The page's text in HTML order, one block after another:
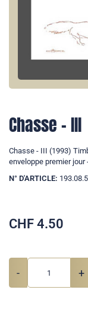
Chasse - III
Chasse - III (1993)
enveloppe premier jour
N° D'ARTICLE:
CHF 4.50
- +